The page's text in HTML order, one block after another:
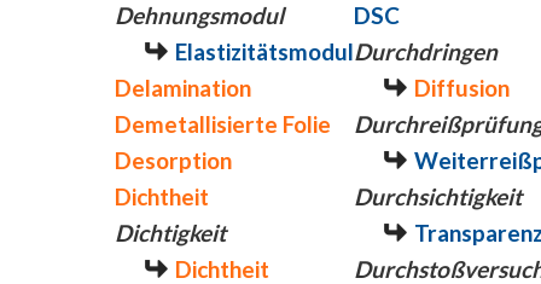
Dehnungsmodul
Elastizitätsmodul
Delamination
Demetallisierte Folie
Desorption
Dichtheit
Dichtigkeit
Dichtheit
DSC
Durchdringen
Diffusion
Durchsichtigkeit